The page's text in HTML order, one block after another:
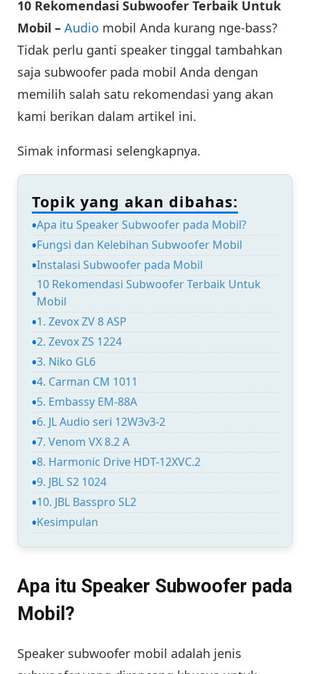
10 Rekomendasi Subwoofer Terbaik Untuk
Mobil – Audio mobil Anda kurang nge-bass?
Tidak perlu ganti speaker tinggal tambahkan
saja subwoofer pada mobil Anda dengan
memilih salah satu rekomendasi yang akan
kami berikan dalam artikel ini.
Simak informasi selengkapnya.
Topik yang akan dibahas:
Apa itu Speaker Subwoofer pada Mobil?
Fungsi dan Kelebihan Subwoofer Mobil
Instalasi Subwoofer pada Mobil
10 Rekomendasi Subwoofer Terbaik Untuk
Mobil
1. Zevox ZV 8 ASP
2. Zevox ZS 1224
3. Niko GL6
4. Carman CM 1011
5. Embassy EM-88A
6. JL Audio seri 12W3v3-2
7. Venom VX 8.2 A
8. Harmonic Drive HDT-12XVC.2
9. JBL S2 1024
10. JBL Basspro SL2
Kesimpulan
Apa itu Speaker Subwoofer pada
Mobil?
Speaker subwoofer mobil adalah jenis